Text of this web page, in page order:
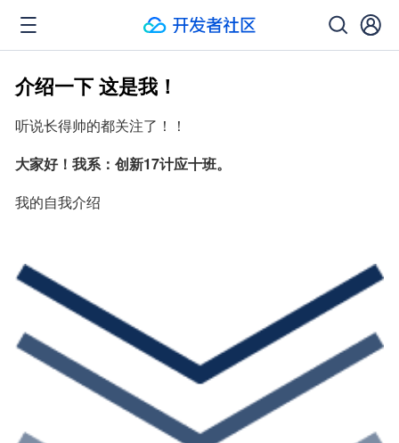
介绍一下 这是我！
听说长得帅的都关注了！！
大家好！我系：创新17计应十班。
我的自我介绍